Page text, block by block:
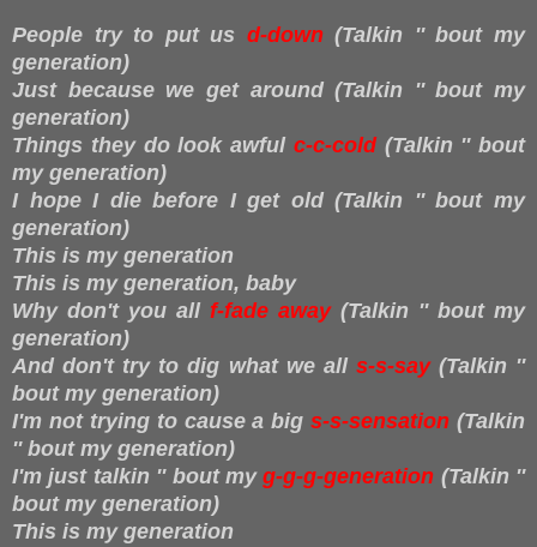
People try to put us d-down(Talkin '' bout my
generation)
Just because we get around (Talkin '' bout my
generation)
Things they do look awful c-c-cold(Talkin '' bout
my generation)
I hope I die before I get old (Talkin '' bout my
generation)
This is my generation
This is my generation, baby
Why don't you all f-fade away(Talkin '' bout my
generation)
And don't try to dig what we all s-s-say(Talkin ''
bout my generation)
I'm not trying to cause a bigs-s-sensation (Talkin
'' bout my generation)
I'm just talkin '' bout myg-g-g-generation (Talkin ''
bout my generation)
This is my generation